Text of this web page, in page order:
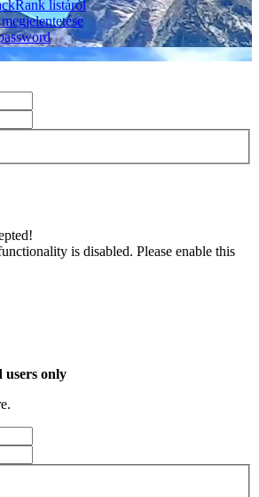
listáról
is disabled. Please enable this
users only